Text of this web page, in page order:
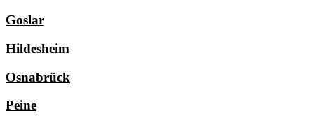
Goslar
Hildesheim
Osnabrück
Peine